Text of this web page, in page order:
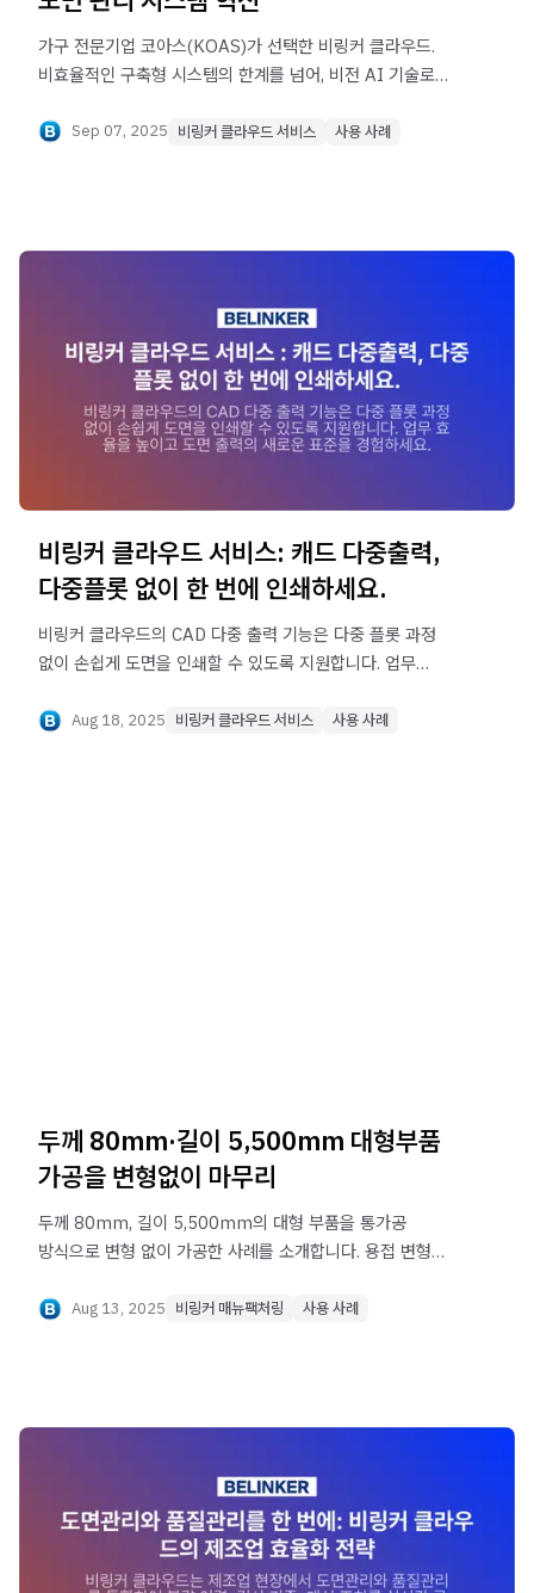
가구 전문기업 코아스(KOAS)가 선택한 비링커 클라우드.
비효율적인 구축형 시스템의 한계를 넘어, 비전 AI 기술로
만나보세요.
Sep 07, 2025 비링커 클라우드 서비스 사용 사례
비링커 클라우드 서비스: 캐드 다중출력,
다중플롯 없이 한 번에 인쇄하세요.
비링커 클라우드의 CAD 다중 출력 기능은 다중 플롯 과정
없이 손쉽게 도면을 인쇄할 수 있도록 지원합니다. 업무
Aug 18, 2025 비링커 클라우드 서비스 사용 사례
두께 80mm·길이 5,500mm 대형부품
가공을 변형없이 마무리
두께 80mm, 길이 5,500mm의 대형 부품을 통가공
방식으로 변형 없이 가공한 사례를 소개합니다. 용접 변형
높은 정밀도와 품질을 구현한 비링커 매뉴팩처링의 기술력을
Aug 13, 2025 비링커 매뉴팩처링 사용 사례